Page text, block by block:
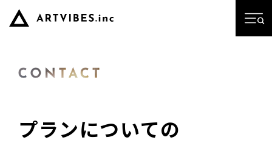
プランについての